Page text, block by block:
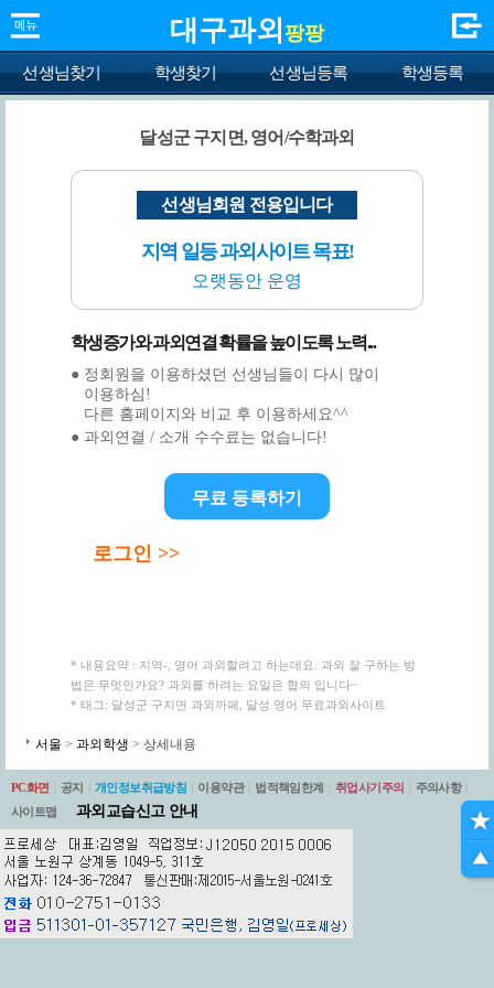
대구과외 팡팡
선생님찾기 학생찾기 선생님등록 학생등록
달성군 구지면, 영어/수학과외
선생님회원 전용입니다
지역 일등 과외사이트 목표!
오랫동안 운영
학생증가와 과외연결 확률을 높이도록 노력...
● 정회원을 이용하셨던 선생님들이 다시 많이
이용하심!
다른 홈페이지와 비교 후 이용하세요^^
● 과외연결 / 소개 수수료는 없습니다!
무료 등록하기
로그인 >>
* 내용요약 : 지역-, 영어 과외할려고 하는데요. 과외 잘 구하는 방
법은 무엇인가요? 과외를 하려는 요일은 협의 입니다~
* 태그: 달성군 구지면 과외까페, 달성 영어 무료과외사이트
서울 > 과외학생 > 상세내용
PC화면 공지 개인정보취급방침 이용약관 법적책임한계 취업사기주의 주의사항
사이트맵
과외교습신고 안내